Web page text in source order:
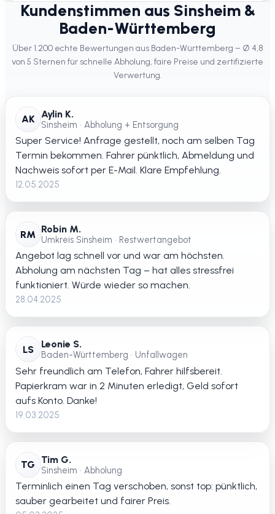
Kundenstimmen aus Sinsheim &
Baden-Württemberg
Über 1.200 echte Bewertungen aus Baden-Württemberg – Ø 4,8
von 5 Sternen für schnelle Abholung, faire Preise und zertifizierte
Verwertung.
AK Aylin K.
Sinsheim • Abholung + Entsorgung
Super Service! Anfrage gestellt, noch am selben Tag
Termin bekommen. Fahrer pünktlich, Abmeldung und
Nachweis sofort per E-Mail. Klare Empfehlung.
12.05.2025
RM Robin M.
Umkreis Sinsheim • Restwertangebot
Angebot lag schnell vor und war am höchsten.
Abholung am nächsten Tag – hat alles stressfrei
funktioniert. Würde wieder so machen.
28.04.2025
LS Leonie S.
Baden-Württemberg • Unfallwagen
Sehr freundlich am Telefon, Fahrer hilfsbereit.
Papierkram war in 2 Minuten erledigt, Geld sofort
aufs Konto. Danke!
19.03.2025
TG Tim G.
Sinsheim • Abholung
Terminlich einen Tag verschoben, sonst top: pünktlich,
sauber gearbeitet und fairer Preis.